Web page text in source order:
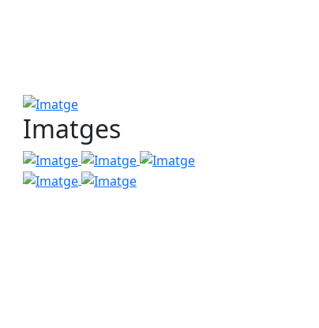
Imatge
Imatges
Imatge Imatge Imatge
Imatge
Imatge